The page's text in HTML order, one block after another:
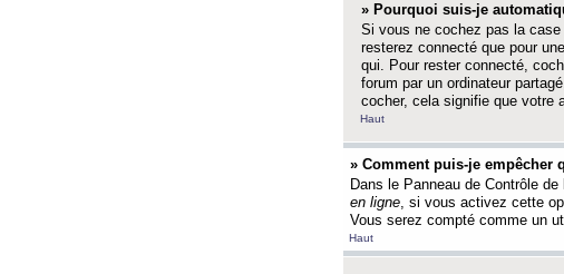
» Pourquoi suis-je
Si vous ne cochez pas la case
resterez connecté que pour
qui. Pour rester connecté,
forum par un ordinateur
cocher, cela signifie que votre
Haut
» Comment puis-je empêcher
Dans le Panneau de Contrôle
en ligne, si vous activez cette
Vous serez compté comme un
Haut